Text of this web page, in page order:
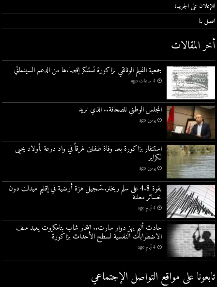
للإعلان على الجريدة
اتصل بنا
أخر المقالات
جمعية الفيلم الوثائقي بزاكورة تستنكر إقصاءها من الدعم السينمائي
4 ساعات ago
المجلس الوطني للصحافة.. الذي نريد
يومين ago
استنفار بزاكورة بعد وفاة طفلين غرقاً في واد درعة بأولاد يحيى
لكراير
يومين ago
بقوة 4.8 على سلم ريختر..تسجيل هزة أرضية في إقليم ميدلت دون
خسائر معلنة
4 أيام ago
حادث أليم يهز دوار سارت.. انتحار شاب بتامكروت يعيد ملف
الاضطرابات النفسية لسطح الأحداث بزاكورة
4 أيام ago
تابعونا على مواقع التواصل اﻹجتماعي